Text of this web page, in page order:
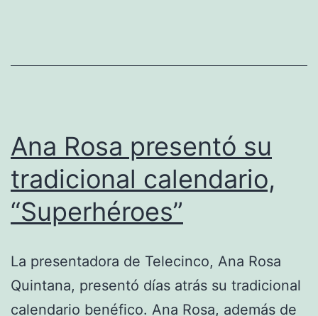
Ana Rosa presentó su
tradicional calendario,
“Superhéroes”
La presentadora de Telecinco, Ana Rosa
Quintana, presentó días atrás su tradicional
calendario benéfico. Ana Rosa, además de